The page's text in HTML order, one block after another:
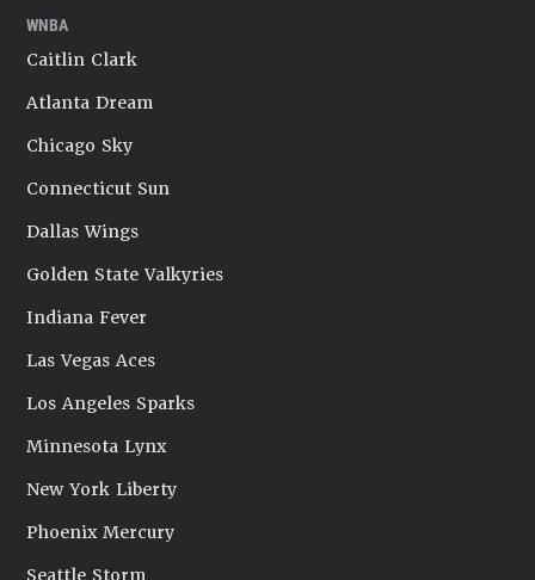
WNBA
Caitlin Clark
Atlanta Dream
Chicago Sky
Connecticut Sun
Dallas Wings
Golden State Valkyries
Indiana Fever
Las Vegas Aces
Los Angeles Sparks
Minnesota Lynx
New York Liberty
Phoenix Mercury
Seattle Storm